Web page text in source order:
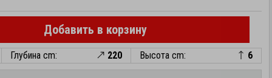
Добавить в корзину
Глубина cm: 220 Высота cm: 6